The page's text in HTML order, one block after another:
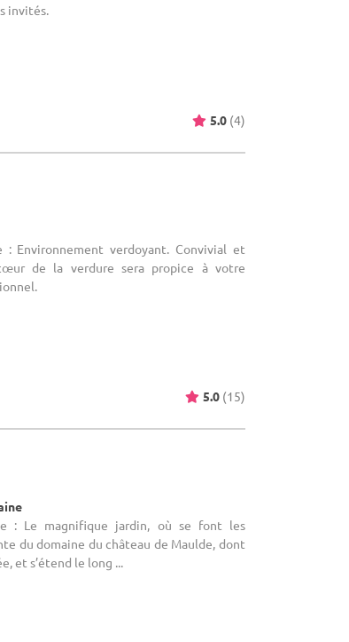
invités.
5.0 (4)
Environnement verdoyant. Convivial et
de la verdure sera propice à votre
5.0 (15)
: Le magnifique jardin, où se font les
du domaine du château de Maulde, dont
et s’étend le long ...